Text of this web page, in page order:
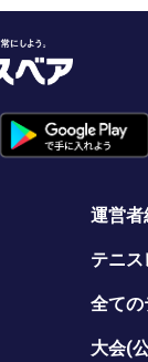
運営者
テニ
全ての
大会(